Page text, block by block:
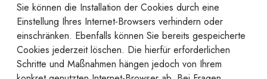
Sie können die Installation der Cookies durch eine
Einstellung Ihres Internet-Browsers verhindern oder
einschränken. Ebenfalls können Sie bereits gespeicherte
Cookies jederzeit löschen. Die hierfür erforderlichen
Schritte und Maßnahmen hängen jedoch von Ihrem